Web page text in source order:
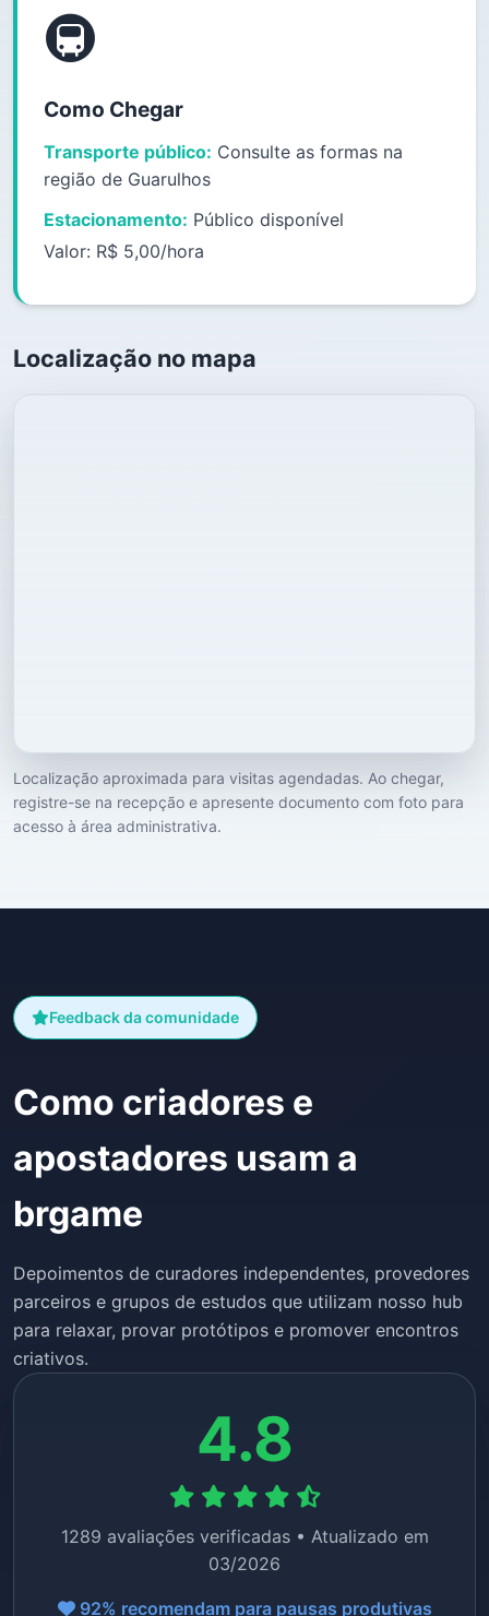
🚇
Como Chegar
Transporte público: Consulte as formas na
região de Guarulhos
Estacionamento: Público disponível
Valor: R$ 5,00/hora
Localização no mapa
Localização aproximada para visitas agendadas. Ao chegar,
registre-se na recepção e apresente documento com foto para
acesso à área administrativa.
Feedback da comunidade
Como criadores e
apostadores usam a
brgame
Depoimentos de curadores independentes, provedores
parceiros e grupos de estudos que utilizam nosso hub
para relaxar, provar protótipos e promover encontros
criativos.
4.8
1289 avaliações verificadas • Atualizado em
03/2026
92% recomendam para pausas produtivas